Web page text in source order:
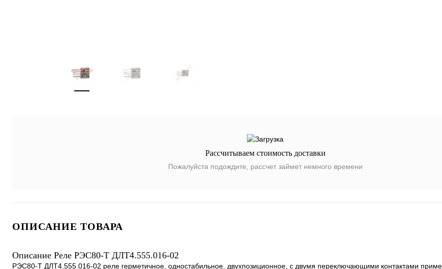
Рассчитываем стоимость доставки
Пожалуйста подождите, рассчет займет немного времени
ОПИСАНИЕ ТОВАРА
Описание Реле РЭС80-Т ДЛТ4.555.016-02
РЭС80-Т ДЛТ4.555.016-02 реле герметичное, одностабильное, двухпозиционное, с двумя переключающими контактами